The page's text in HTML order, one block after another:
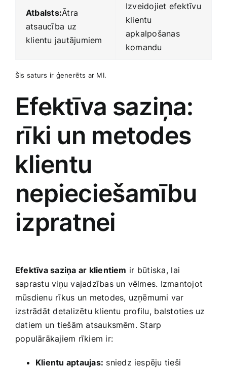
Atbalsts:Ātra
atsaucība ⁢uz
klientu jautājumiem
Izveidojiet efektīvu
klientu
apkalpošanas⁢
komandu
Šis⁣ saturs ir ģenerēts ar MI.
Efektīva ⁣saziņa:
rīki un metodes
⁢klientu
nepieciešamību
izpratnei
Efektīva saziņa ar klientiem ‍ir⁣ būtiska,⁤ lai‍
saprastu viņu vajadzības‌ un ​vēlmes. Izmantojot
mūsdienu ‍rīkus ⁣un metodes, uzņēmumi var
izstrādāt detalizētu klientu profilu, ⁣balstoties uz
datiem un⁣ tiešām atsauksmēm. Starp
populārākajiem rīkiem ir:
Klientu aptaujas: ‌sniedz iespēju tieši